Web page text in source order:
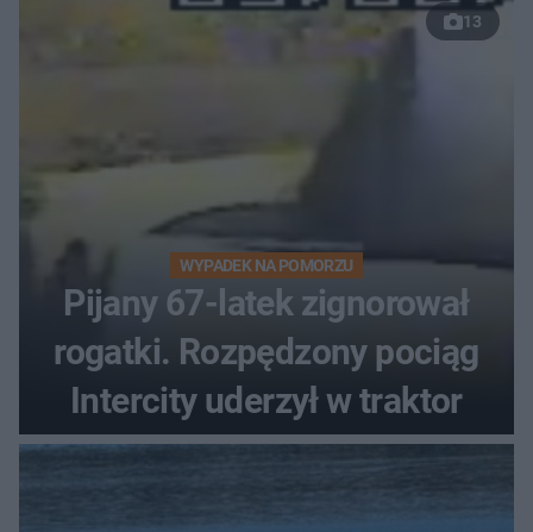
13
WYPADEK NA POMORZU
Pijany 67-latek zignorował
rogatki. Rozpędzony pociąg
Intercity uderzył w traktor